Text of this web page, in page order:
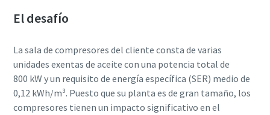
Catálogo de Productos de Atlas Copco
En este libro electrónico presentamos los productos y
servicios de la división de Compresores de Atlas Copco
comprimido
Descargar Guía de Optimización
El desafío
La sala de compresores del cliente consta de varias
unidades exentas de aceite con una potencia total de
800 kW y un requisito de energía específica (SER) medio de
0,12 kWh/m³. Puesto que su planta es de gran tamaño, los
compresores tienen un impacto significativo en el